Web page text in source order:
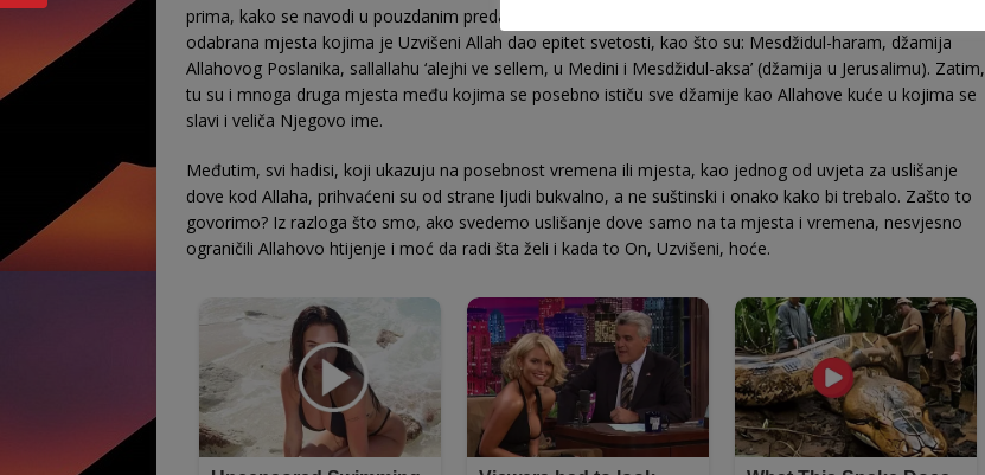
prima, kako se na­vodi u pouzdanim predajama, na prvom mjestu spo­menut ćemo časna i posebno
odabrana mjesta ko­jima je Uzvišeni Allah dao epitet svetosti, kao što su: Mesdžidul-haram, džamija
Allahovog Poslanika, sal­lallahu ‘alejhi ve sellem, u Medini i Mesdžidul-aksa’ (džamija u Jerusalimu). Zatim,
tu su i mnoga druga mjesta među kojima se posebno ističu sve džamije kao Allahove kuće u kojima se
slavi i veliča Njegovo ime.
Međutim, svi hadisi, koji ukazuju na posebnost vremena ili mjesta, kao jednog od uvjeta za uslišanje
dove kod Allaha, prihvaćeni su od strane ljudi bu­kvalno, a ne suštinski i onako kako bi trebalo. Zašto to
govorimo? Iz razloga što smo, ako svedemo usli­šanje dove samo na ta mjesta i vremena, nesvjesno
ograničili Allahovo htijenje i moć da radi šta želi i kada to On, Uzvišeni, hoće.